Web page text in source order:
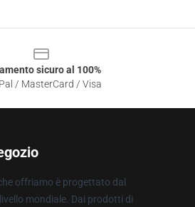
sicuro al 100%
/ MasterCard / Visa
offriamo è progettato dal
mondiale. Dai prodotti di